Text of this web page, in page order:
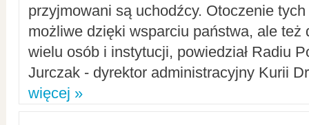
przyjmowani są uchodźcy. Otoczenie
możliwe dzięki wsparciu państwa, ale też
wielu osób i instytucji, powiedział Radiu
Jurczak - dyrektor administracyjny Kurii
więcej »